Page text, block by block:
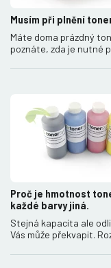
Musím při plnění
Máte doma prázdný
poznáte, zda je nutné
Proč je hmotnost
každé barvy jiná.
Stejná kapacita ale
Vás může překvapit.